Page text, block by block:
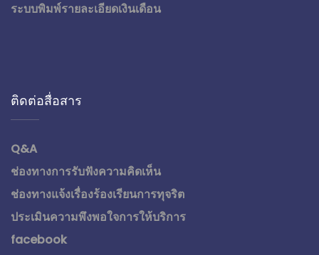
ระบบพิมพ์รายละเอียดเงินเดือน
ติดต่อสื่อสาร
Q&A
ช่องทางการรับฟังความคิดเห็น
ช่องทางแจ้งเรื่องร้องเรียนการทุจริต
ประเมินความพึงพอใจการให้บริการ
facebook